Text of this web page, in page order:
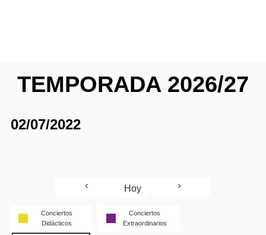
TEMPORADA 2026/27
02/07/2022
Hoy
Conciertos
Didácticos
Conciertos
Extraordinarios